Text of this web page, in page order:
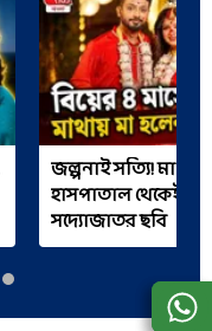
জল্পনাই সত্যি! মা
হাসপাতাল থেকেই
সদ্যোজাতর ছবি